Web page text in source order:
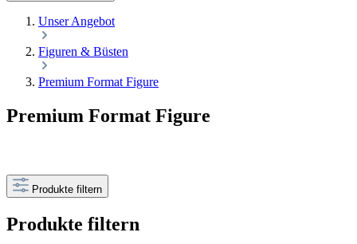
Unser Angebot
Figuren & Büsten
Premium Format Figure
Premium Format Figure
Produkte filtern
Produkte filtern